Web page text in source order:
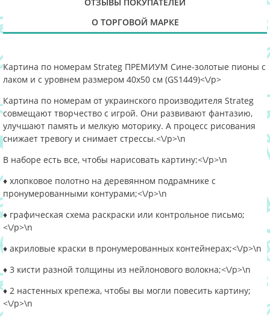
О ТОРГОВОЙ МАРКЕ
Картина по номерам Strateg ПРЕМИУМ Сине-золотые пионы с
лаком и с уровнем размером 40х50 см (GS1449)<\/p>
Картина по номерам от украинского производителя Strateg
совмещают творчество с игрой. Они развивают фантазию,
улучшают память и мелкую моторику. А процесс рисования
снижает тревогу и снимает стрессы.<\/p>\n
В наборе есть все, чтобы нарисовать картину:<\/p>\n
♦ хлопковое полотно на деревянном подрамнике с
пронумерованными контурами;<\/p>\n
♦ графическая схема раскраски или контрольное письмо;
<\/p>\n
♦ акриловые краски в пронумерованных контейнерах;<\/p>\n
♦ 3 кисти разной толщины из нейлонового волокна;<\/p>\n
♦ 2 настенных крепежа, чтобы вы могли повесить картину;
<\/p>\n